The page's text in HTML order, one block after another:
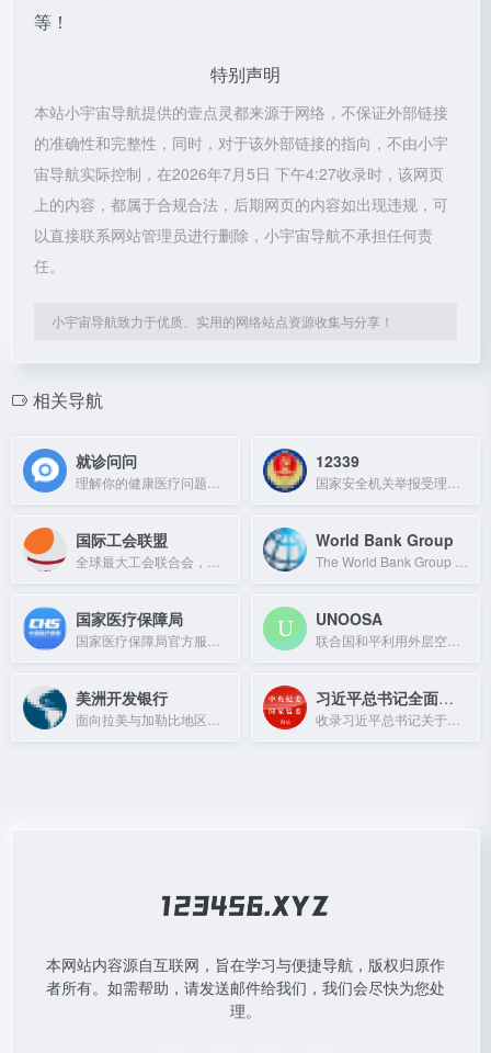
等！
特别声明
本站小宇宙导航提供的壹点灵都来源于网络，不保证外部链接
的准确性和完整性，同时，对于该外部链接的指向，不由小宇
宙导航实际控制，在2026年7月5日 下午4:27收录时，该网页
上的内容，都属于合规合法，后期网页的内容如出现违规，可
以直接联系网站管理员进行删除，小宇宙导航不承担任何责
任。
小宇宙导航致力于优质、实用的网络站点资源收集与分享！
相关导航
就诊问问 12339
国际工会联盟 World Bank Group
国家医疗保障局 UNOOSA
美洲开发银行 习近平总书记全面从严治党重要论述数据库
本网站内容源自互联网，旨在学习与便捷导航，版权归原作
者所有。如需帮助，请发送邮件给我们，我们会尽快为您处
理。